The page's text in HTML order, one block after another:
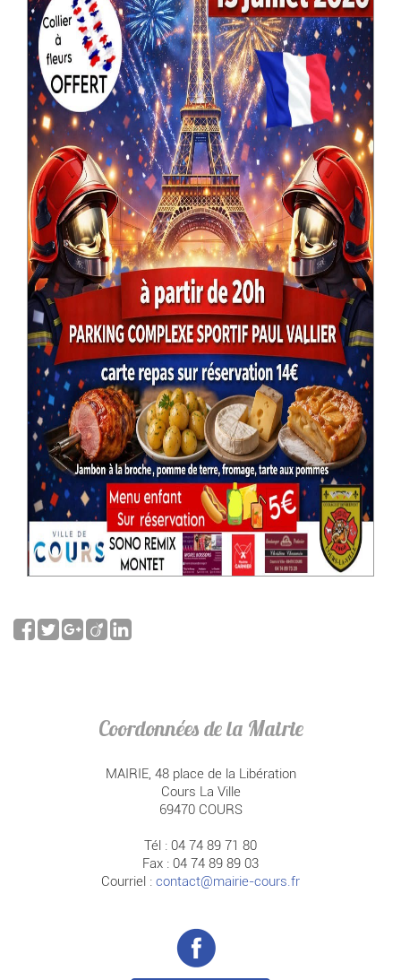
Coordonnées de la Mairie
MAIRIE, 48 place de la Libération
Cours La Ville
69470 COURS
Tél : 04 74 89 71 80
Fax : 04 74 89 89 03
Courriel : contact@mairie-cours.fr